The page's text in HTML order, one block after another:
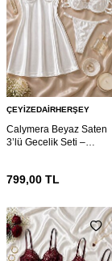
ÇEYIZEDAIRHERŞEY
Calymera Beyaz Saten
3’lü Gecelik Seti –
799,00 TL